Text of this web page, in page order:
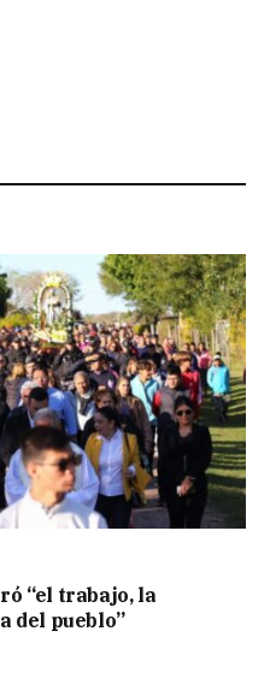
“el trabajo, la
del pueblo”